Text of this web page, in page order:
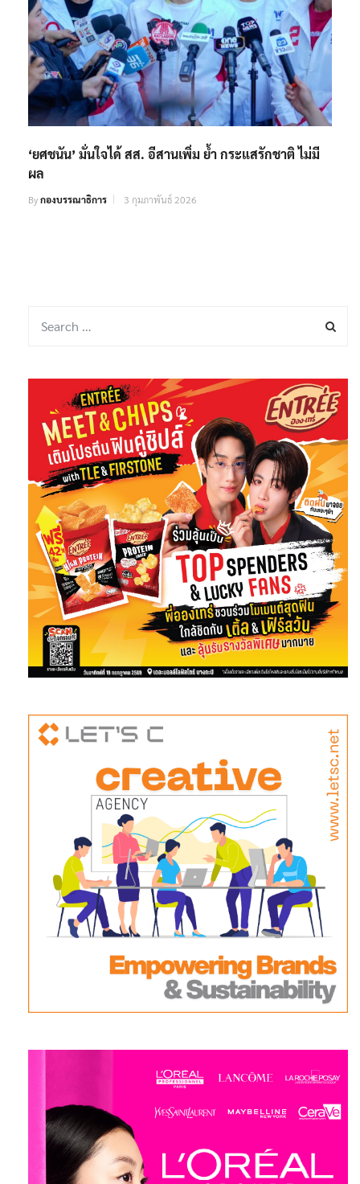
‘ยศชนัน’ มั่นใจได้ สส. อีสานเพิ่ม ย้ำ กระแสรักชาติ ไม่มี
ผล
Byกองบรรณาธิการ 3 กุมภาพันธ์ 2026